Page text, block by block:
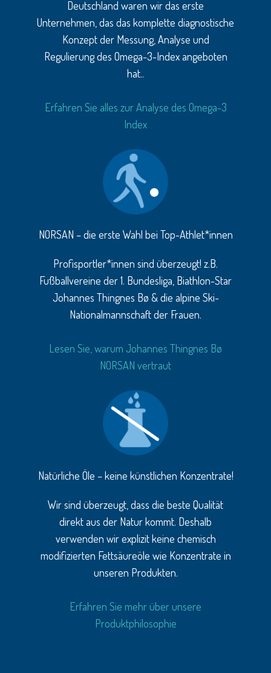
Deutschland waren wir das erste
Unternehmen, das das komplette diagnostische
Konzept der Messung, Analyse und
Regulierung des Omega-3-Index angeboten
hat..
Erfahren Sie alles zur Analyse des Omega-3
Index
NORSAN – die erste Wahl bei Top-Athlet*innen
Profisportler*innen sind überzeugt! z.B.
Fußballvereine der 1. Bundesliga, Biathlon-Star
Johannes Thingnes Bø & die alpine Ski-
Nationalmannschaft der Frauen.
Lesen Sie, warum Johannes Thingnes Bø
NORSAN vertraut
Natürliche Öle – keine künstlichen Konzentrate!
Wir sind überzeugt, dass die beste Qualität
direkt aus der Natur kommt. Deshalb
verwenden wir explizit keine chemisch
modifizierten Fettsäureöle wie Konzentrate in
unseren Produkten.
Erfahren Sie mehr über unsere
Produktphilosophie